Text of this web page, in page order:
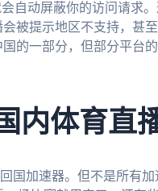
自动屏蔽你的访问请求
被提示地区不支持，甚
的一部分，但部分平台
内体育直
国加速器。但不是所有